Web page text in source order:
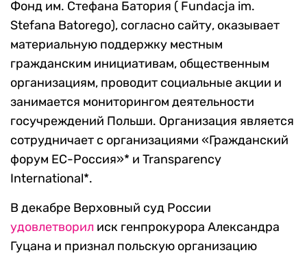
Фонд им. Стефана Батория ( Fundacja im.
Stefana Batorego), согласно сайту, оказывает
материальную поддержку местным
гражданским инициативам, общественным
организациям, проводит социальные акции и
занимается мониторингом деятельности
госучреждений Польши. Организация является
сотрудничает с организациями «Гражданский
форум ЕС-Россия»* и Transparency
International*.
В декабре Верховный суд России
удовлетворил иск генпрокурора Александра
Гуцана и признал польскую организацию